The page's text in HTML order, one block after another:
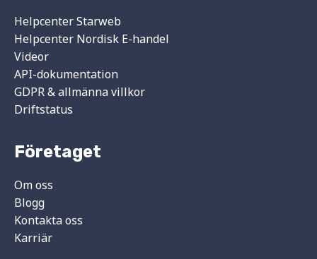
Helpcenter Starweb
Helpcenter Nordisk E-handel
Videor
API-dokumentation
GDPR & allmänna villkor
Driftstatus
Företaget
Om oss
Blogg
Kontakta oss
Karriär